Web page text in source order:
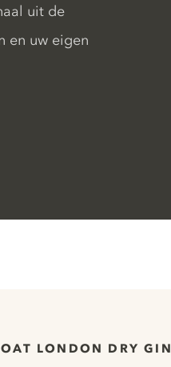
uit de
en uw eigen
LONDON DRY GIN